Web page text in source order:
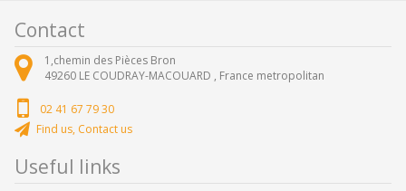
Contact
1,chemin des Pièces Bron
49260 LE COUDRAY-MACOUARD , France metropolitan
02 41 67 79 30
Find us, Contact us
Useful links